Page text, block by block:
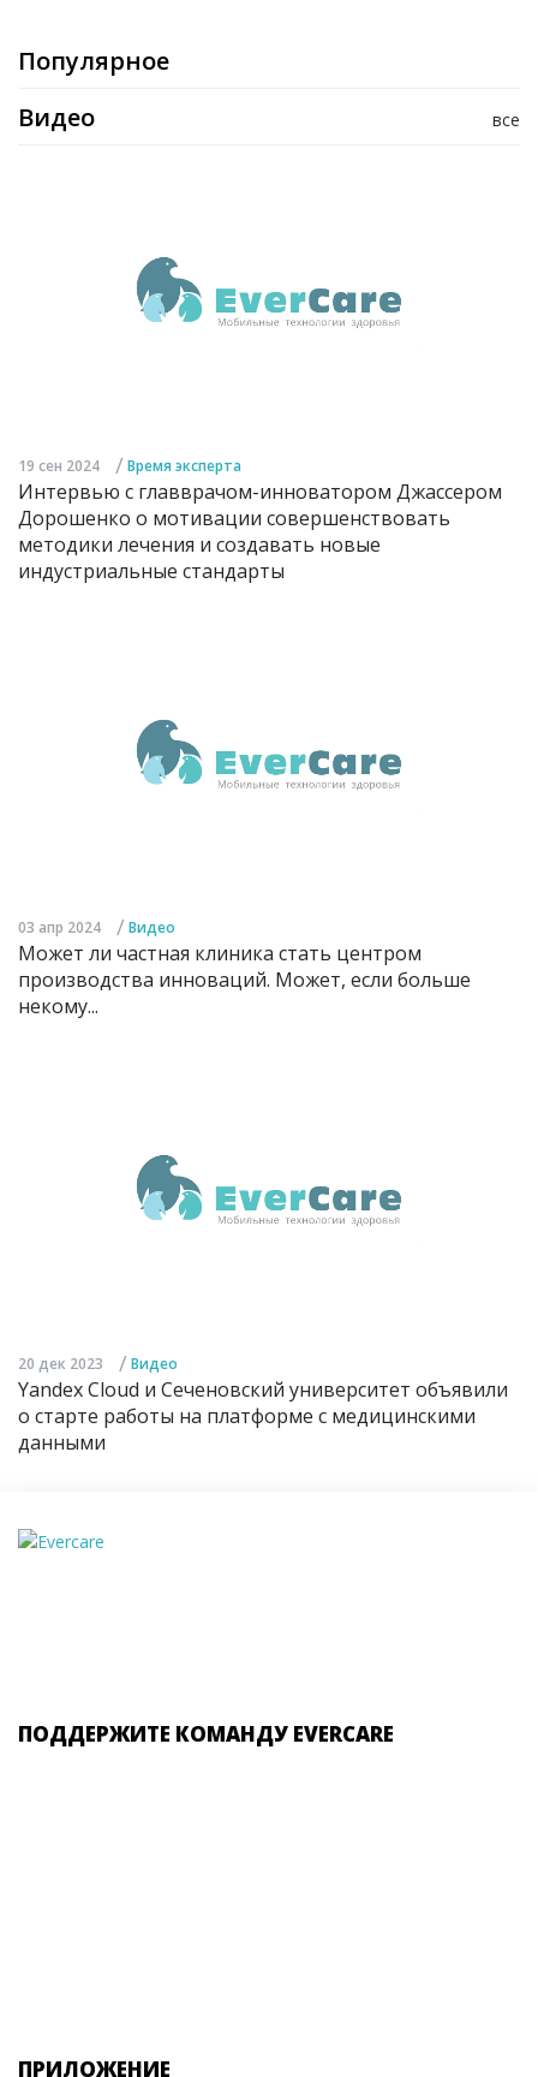
Популярное
все
Видео
19 сен 2024 / Время эксперта
Интервью с главврачом-инноватором Джассером
Дорошенко о мотивации совершенствовать
методики лечения и создавать новые
индустриальные стандарты
03 апр 2024 / Видео
Может ли частная клиника стать центром
производства инноваций. Может, если больше
некому...
20 дек 2023 / Видео
Yandex Cloud и Сеченовский университет объявили
о старте работы на платформе с медицинскими
данными
ПОДДЕРЖИТЕ КОМАНДУ EVERCARE
ПРИЛОЖЕНИЕ